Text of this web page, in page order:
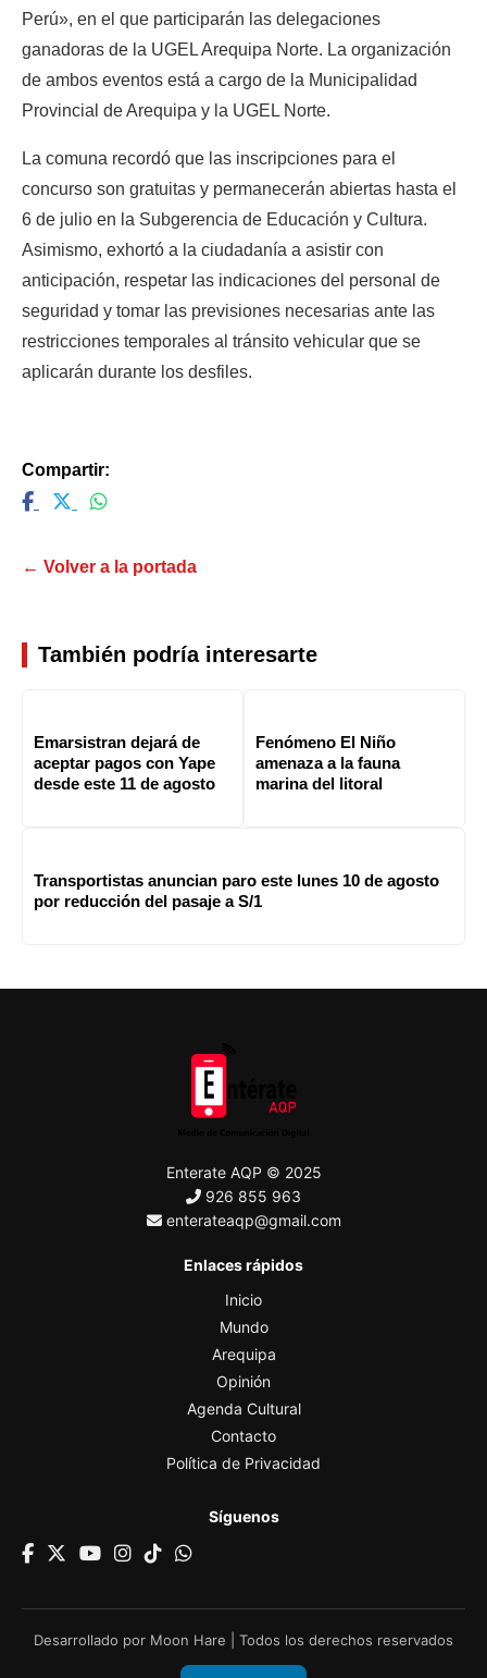
Perú», en el que participarán las delegaciones
ganadoras de la UGEL Arequipa Norte. La organización
de ambos eventos está a cargo de la Municipalidad
Provincial de Arequipa y la UGEL Norte.
La comuna recordó que las inscripciones para el
concurso son gratuitas y permanecerán abiertas hasta el
6 de julio en la Subgerencia de Educación y Cultura.
Asimismo, exhortó a la ciudadanía a asistir con
anticipación, respetar las indicaciones del personal de
seguridad y tomar las previsiones necesarias ante las
restricciones temporales al tránsito vehicular que se
aplicarán durante los desfiles.
Compartir:
← Volver a la portada
También podría interesarte
Emarsistran dejará de
aceptar pagos con Yape
desde este 11 de agosto
Fenómeno El Niño
amenaza a la fauna
marina del litoral
Transportistas anuncian paro este lunes 10 de agosto
por reducción del pasaje a S/1
Enterate AQP © 2025
926 855 963
enterateaqp@gmail.com
Enlaces rápidos
Inicio
Mundo
Arequipa
Opinión
Agenda Cultural
Contacto
Política de Privacidad
Síguenos
Desarrollado por Moon Hare | Todos los derechos reservados